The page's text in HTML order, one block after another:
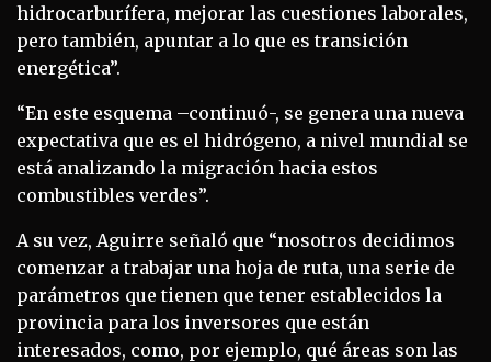
hidrocarburífera, mejorar las cuestiones laborales,
pero también, apuntar a lo que es transición
energética”.
“En este esquema –continuó-, se genera una nueva
expectativa que es el hidrógeno, a nivel mundial se
está analizando la migración hacia estos
combustibles verdes”.
A su vez, Aguirre señaló que “nosotros decidimos
comenzar a trabajar una hoja de ruta, una serie de
parámetros que tienen que tener establecidos la
provincia para los inversores que están
interesados, como, por ejemplo, qué áreas son las